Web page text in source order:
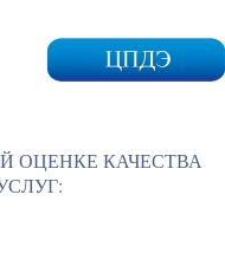
ОЦЕНКЕ КАЧЕСТВА